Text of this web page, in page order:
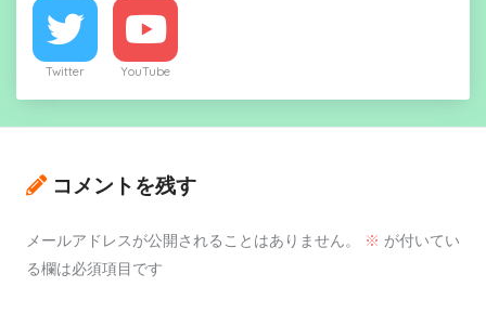
Twitter YouTube
コメントを残す
メールアドレスが公開されることはありません。 ※ が付いてい
る欄は必須項目です